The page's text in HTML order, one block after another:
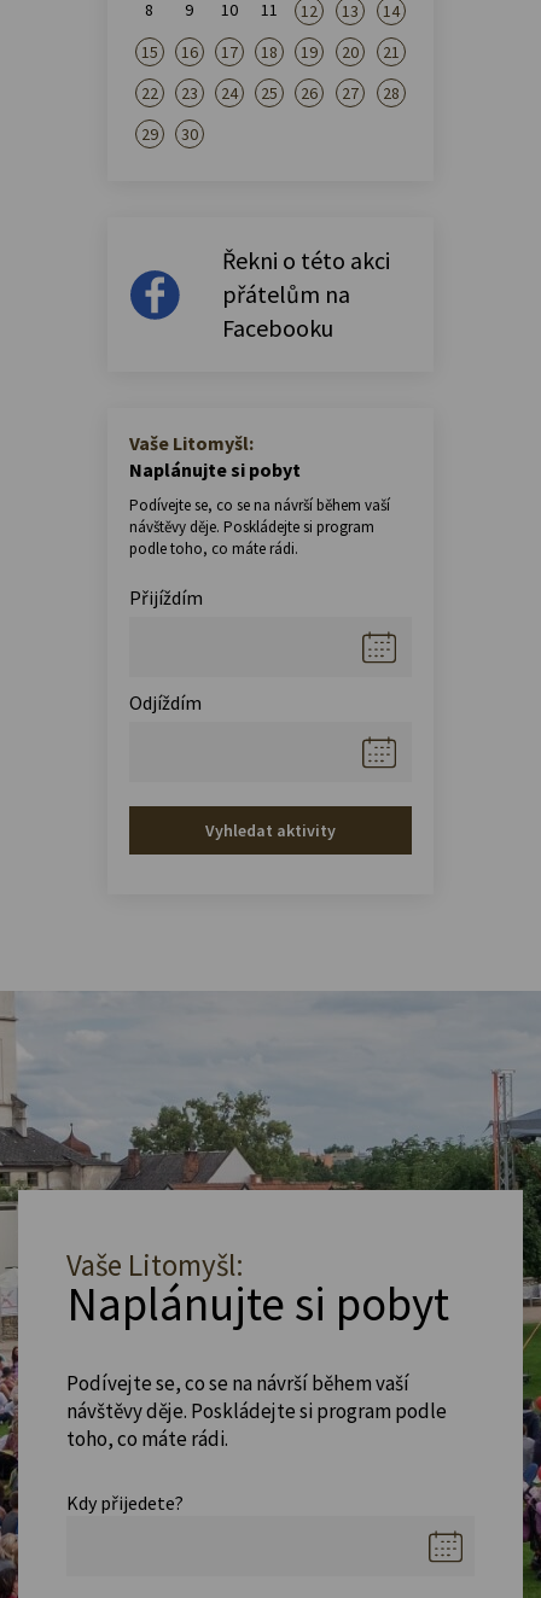
8 9 10 11 12 13
14
15
16 17 18 19 20
21
22
23 24 25 26 27
28
29
30
Řekni o této akci
přátelům na
Facebooku
Vaše Litomyšl:
Naplánujte si pobyt
Podívejte se, co se na návrší během vaší
návštěvy děje. Poskládejte si program
podle toho, co máte rádi.
Přijíždím
Odjíždím
Vyhledat aktivity
Vaše Litomyšl:
Naplánujte si pobyt
Podívejte se, co se na návrší během vaší
návštěvy děje. Poskládejte si program podle
toho, co máte rádi.
Kdy přijedete?